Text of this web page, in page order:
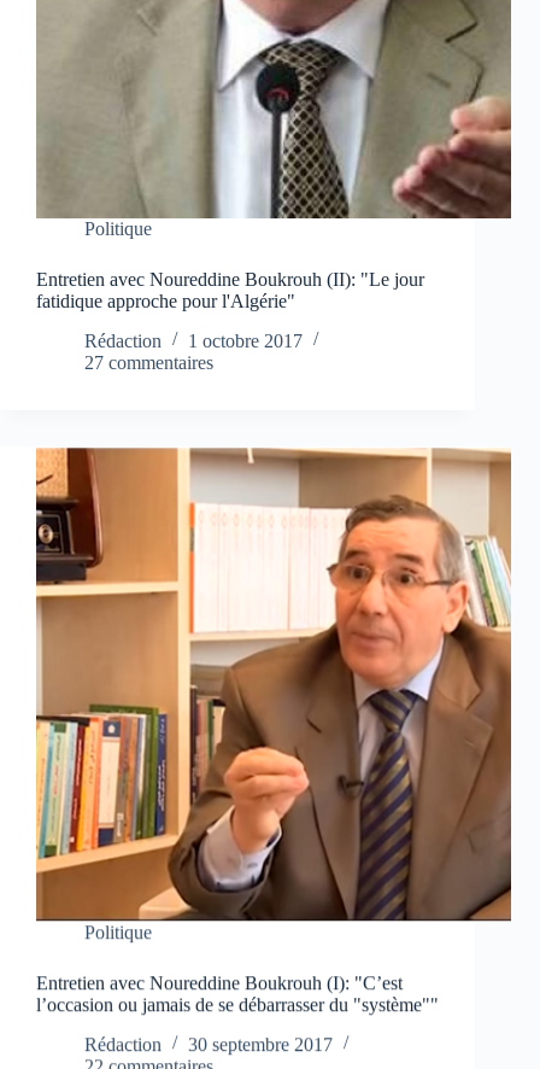
Politique
Entretien avec Noureddine Boukrouh (II): "Le jour
fatidique approche pour l'Algérie"
Rédaction
1 octobre 2017
27 commentaires
Politique
Entretien avec Noureddine Boukrouh (I): "C’est
l’occasion ou jamais de se débarrasser du "système""
Rédaction
30 septembre 2017